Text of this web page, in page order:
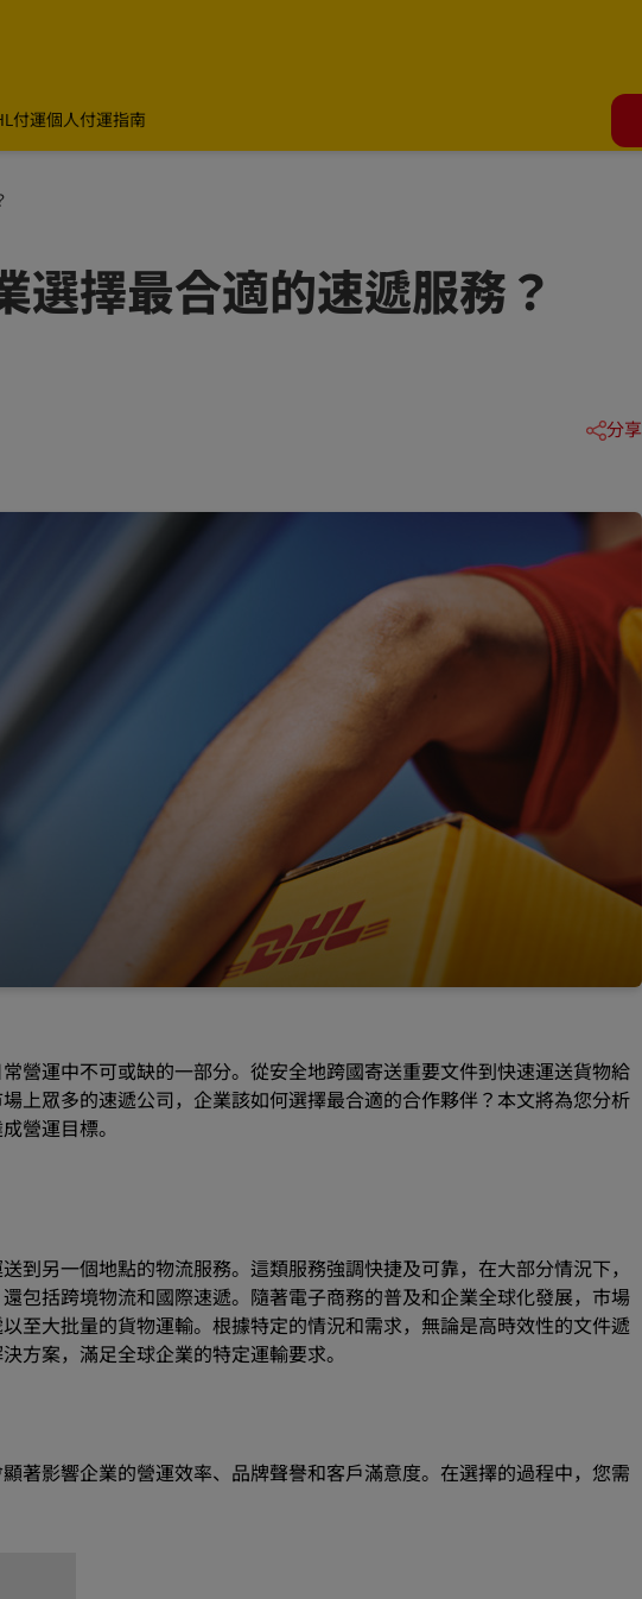
付運個人付運指南
選擇最合適的速遞服務？
分享
營運中不可或缺的一部分。從安全地跨國寄送重要文件到快速運送貨物給
上眾多的速遞公司，企業該如何選擇最合適的合作夥伴？本文將為您分析
營運目標。
到另一個地點的物流服務。這類服務強調快捷及可靠，在大部分情況下，
包括跨境物流和國際速遞。隨著電子商務的普及和企業全球化發展，市場
至大批量的貨物運輸。根據特定的情況和需求，無論是高時效性的文件遞
方案，滿足全球企業的特定運輸要求。
著影響企業的營運效率、品牌聲譽和客戶滿意度。在選擇的過程中，您需